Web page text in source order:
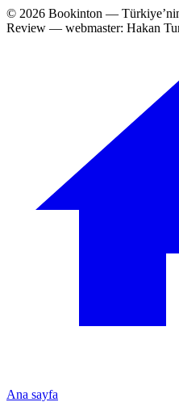
© 2026 Bookinton —
Review — webmaster: Hakan
Ana sayfa